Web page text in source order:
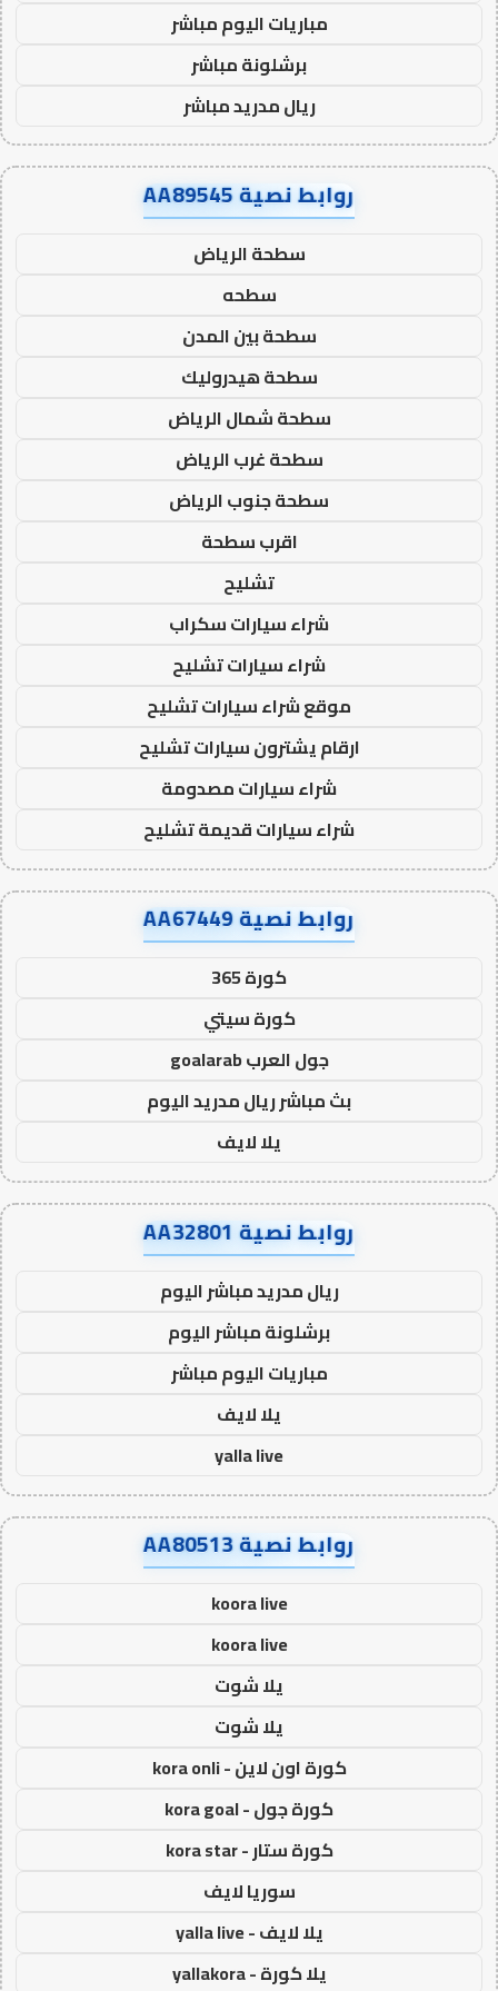
مباريات اليوم مباشر
برشلونة مباشر
ريال مدريد مباشر
روابط نصية AA89545
سطحة الرياض
سطحه
سطحة بين المدن
سطحة هيدروليك
سطحة شمال الرياض
سطحة غرب الرياض
سطحة جنوب الرياض
اقرب سطحة
تشليح
شراء سيارات سكراب
شراء سيارات تشليح
موقع شراء سيارات تشليح
ارقام يشترون سيارات تشليح
شراء سيارات مصدومة
شراء سيارات قديمة تشليح
روابط نصية AA67449
كورة 365
كورة سيتي
جول العرب goalarab
بث مباشر ريال مدريد اليوم
يلا لايف
روابط نصية AA32801
ريال مدريد مباشر اليوم
برشلونة مباشر اليوم
مباريات اليوم مباشر
يلا لايف
yalla live
روابط نصية AA80513
koora live
koora live
يلا شوت
يلا شوت
كورة اون لاين - kora onli
كورة جول - kora goal
كورة ستار - kora star
سوريا لايف
يلا لايف - yalla live
يلا كورة - yallakora